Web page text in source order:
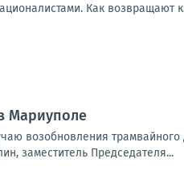
Как возвращают
Мариуполе
возобновления
заместитель Председателя...